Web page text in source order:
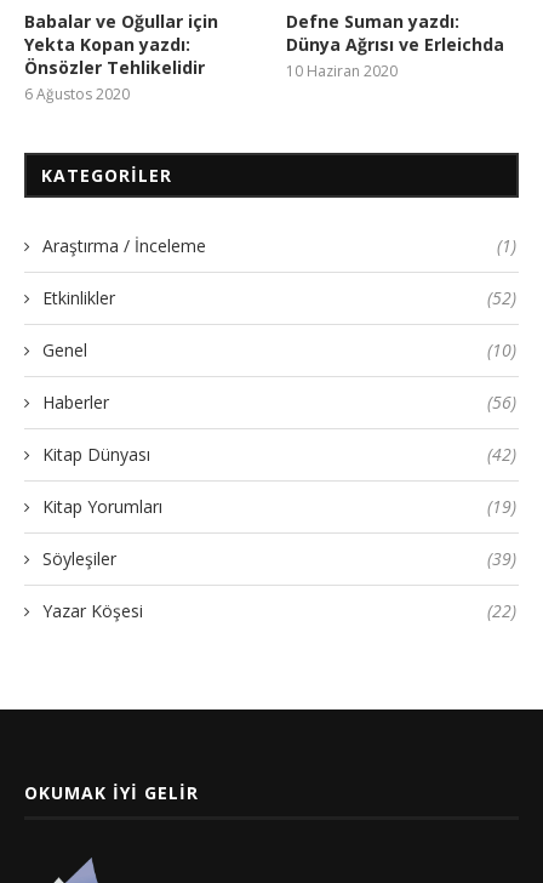
Babalar ve Oğullar için
Yekta Kopan yazdı:
Önsözler Tehlikelidir
6 Ağustos 2020
Defne Suman yazdı:
Dünya Ağrısı ve Erleichda
10 Haziran 2020
KATEGORILER
Araştırma / İnceleme (1)
Etkinlikler (52)
Genel (10)
Haberler (56)
Kitap Dünyası (42)
Kitap Yorumları (19)
Söyleşiler (39)
Yazar Köşesi (22)
OKUMAK İYI GELIR